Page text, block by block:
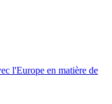
l'Europe en matière de